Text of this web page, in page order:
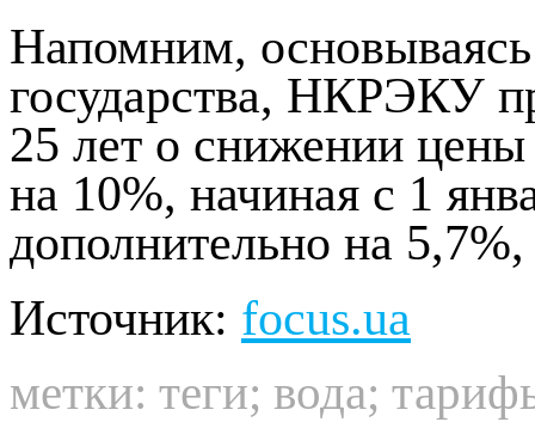
Напомним, основываясь
государства, НКРЭКУ
25 лет о снижении
на 10%, начиная с 1
дополнительно на
Источник: focus.ua
метки: теги; вода;